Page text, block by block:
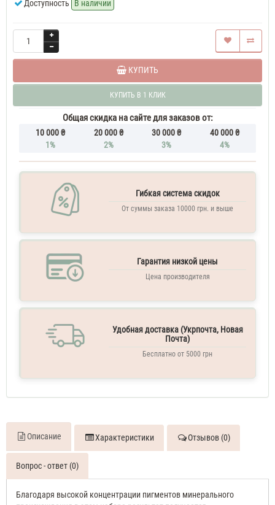
Доступность В наличии
КУПИТЬ
КУПИТЬ В 1 КЛИК
Общая скидка на сайте для заказов от:
10 000 ₴
1%
20 000 ₴
2%
30 000 ₴
3%
40 000 ₴
4%
Гибкая система скидок
От суммы заказа 10000 грн. и выше
Гарантия низкой цены
Цена производителя
Удобная доставка (Укрпочта, Новая
Почта)
Бесплатно от 5000 грн
Описание Характеристики Отзывов (0)
Вопрос - ответ (0)
Благодаря высокой концентрации пигментов минерального